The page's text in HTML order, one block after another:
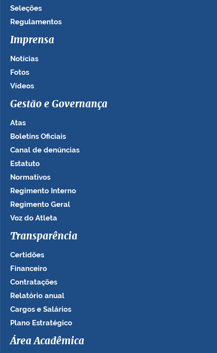
Seleções
Regulamentos
Imprensa
Notícias
Fotos
Vídeos
Gestão e Governança
Atas
Boletins Oficiais
Canal de denúncias
Estatuto
Normativos
Regimento Interno
Regimento Geral
Voz do Atleta
Transparência
Certidões
Financeiro
Contratações
Relatório anual
Cargos e Salários
Plano Estratégico
Área Acadêmica